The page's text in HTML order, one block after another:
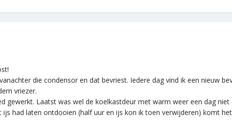
die condensor en dat bevriest. Iedere dag vind ik een nieuw
vriezer.
gewerkt. Laatst was wel de koelkastdeur met warm weer een dag
had laten ontdooien (half uur en ijs kon ik toen verwijderen) komt